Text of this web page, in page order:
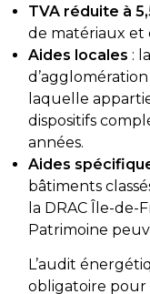
TVA réduite à
de matériaux et
Aides locales :
d’agglomération
laquelle
dispositifs
années.
Aides
bâtiments
la DRAC Île-de-
Patrimoine
L’audit
obligatoire pour